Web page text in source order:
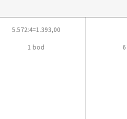
5.572:4=1.393,00
1 bod